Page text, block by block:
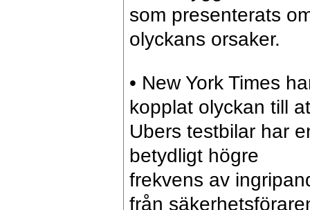
som presenterats
olyckans orsaker.
• New York Times
kopplat olyckan till
Ubers testbilar har
betydligt högre
frekvens av
från